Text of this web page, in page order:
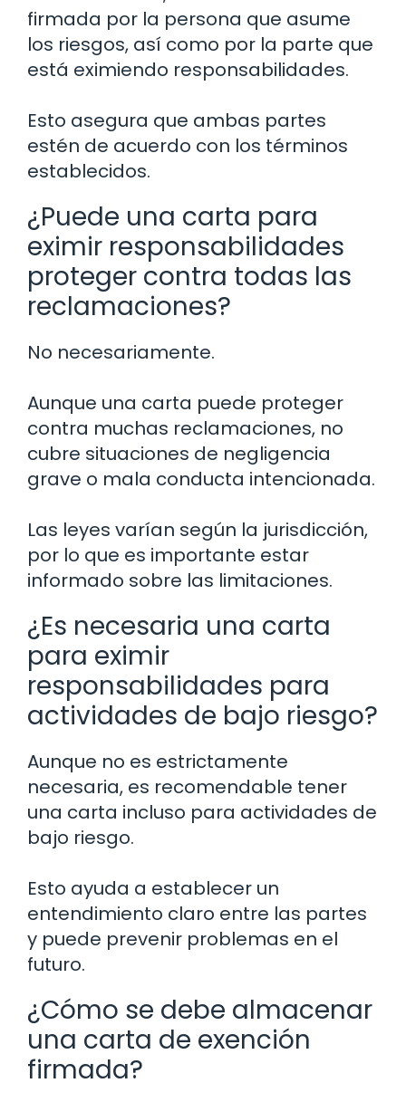
firmada por la persona que asume
los riesgos, así como por la parte que
está eximiendo responsabilidades.
Esto asegura que ambas partes
estén de acuerdo con los términos
establecidos.
¿Puede una carta para
eximir responsabilidades
proteger contra todas las
reclamaciones?
No necesariamente.
Aunque una carta puede proteger
contra muchas reclamaciones, no
cubre situaciones de negligencia
grave o mala conducta intencionada.
Las leyes varían según la jurisdicción,
por lo que es importante estar
informado sobre las limitaciones.
¿Es necesaria una carta
para eximir
responsabilidades para
actividades de bajo riesgo?
Aunque no es estrictamente
necesaria, es recomendable tener
una carta incluso para actividades de
bajo riesgo.
Esto ayuda a establecer un
entendimiento claro entre las partes
y puede prevenir problemas en el
futuro.
¿Cómo se debe almacenar
una carta de exención
firmada?